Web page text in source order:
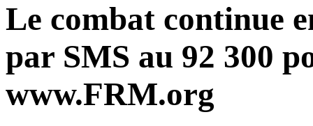
Le combat continue
par SMS au 92 300
www.FRM.org